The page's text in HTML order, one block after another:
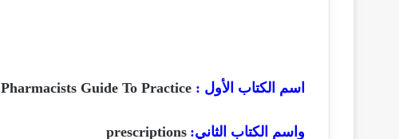
اسم الكتاب الأول :
Pharmacists Guide To Practice
واسم الكتاب الثاني: prescriptions